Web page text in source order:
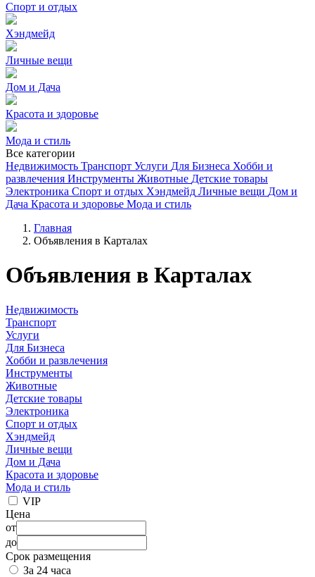
Спорт и отдых
Хэндмейд
Личные вещи
Дом и Дача
Красота и здоровье
Мода и стиль
Все категории
Недвижимость Транспорт Услуги Для Бизнеса Хобби и
развлечения Инструменты Животные Детские товары
Электроника Спорт и отдых Хэндмейд Личные вещи Дом и
Дача Красота и здоровье Мода и стиль
Главная
Объявления в Карталах
Объявления в Карталах
Недвижимость
Транспорт
Услуги
Для Бизнеса
Хобби и развлечения
Инструменты
Животные
Детские товары
Электроника
Спорт и отдых
Хэндмейд
Личные вещи
Дом и Дача
Красота и здоровье
Мода и стиль
VIP
Цена
от
до
Срок размещения
За 24 часа